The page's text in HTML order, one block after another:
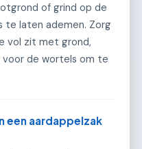
of grind op de
te laten ademen. Zorg
vol zit met grond,
de wortels om te
een aardappelzak